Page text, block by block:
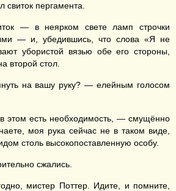
свиток пергамента.
— в неярком свете ламп строчки
— и, убедившись, что слова «Я не
убористой вязью обе его стороны,
второй стол.
на вашу руку? — елейным голосом
есть необходимость, — смущённо
моя рука сейчас не в таком виде,
столь высокопоставленную особу.
сжались.
мистер Поттер. Идите, и помните,